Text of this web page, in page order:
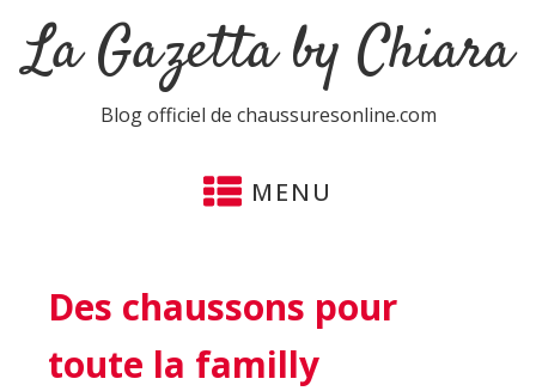
La Gazetta by Chiara
Blog officiel de chaussuresonline.com
MENU
Des chaussons pour
toute la familly